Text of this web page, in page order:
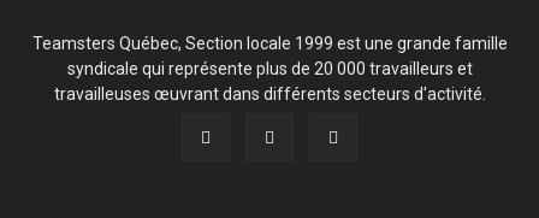
Teamsters Québec, Section locale 1999 est une grande famille
syndicale qui représente plus de 20 000 travailleurs et
travailleuses œuvrant dans différents secteurs d'activité.